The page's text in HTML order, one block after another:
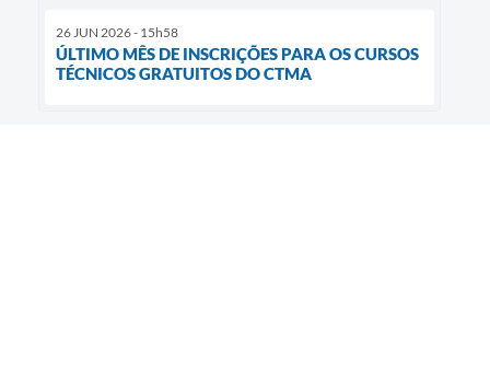
26 JUN 2026 - 15h58
ÚLTIMO MÊS DE INSCRIÇÕES PARA OS CURSOS
TÉCNICOS GRATUITOS DO CTMA